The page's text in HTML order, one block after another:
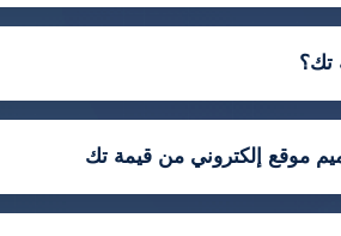
تك؟
موقع إلكتروني من قيمة تك